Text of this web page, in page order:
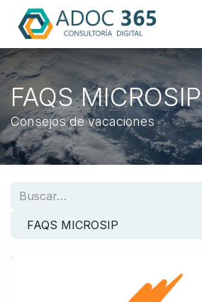
Ir al contenido
FAQS MICROSIP
Consejos de vacaciones
FAQS MICROSIP